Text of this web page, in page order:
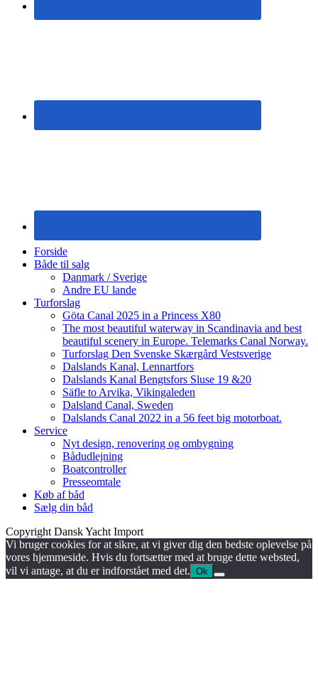
Forside
Både til salg
Danmark / Sverige
Andre EU lande
Turforslag
Göta Canal 2025 in a Princess X80
The most beautiful waterway in Scandinavia and best
beautiful scenery in Europe. Telemarks Canal Norway.
Turforslag Den Svenske Skærgård Vestsverige
Dalslands Kanal, Lennartfors
Dalslands Kanal Bengtsfors Sluse 19 &20
Säfle to Arvika, Vikingaleden
Dalsland Canal, Sweden
Dalslands Canal 2022 in a 56 feet big motorboat.
Service
Nyt design, renovering og ombygning
Bådudlejning
Boatcontroller
Presseomtale
Køb af båd
Sælg din båd
Copyright Dansk Yacht Import
Vi bruger cookies for at sikre, at vi giver dig den bedste oplevelse på
vores hjemmeside. Hvis du fortsætter med at bruge dette websted,
vil vi antage, at du er indforstået med det. Ok